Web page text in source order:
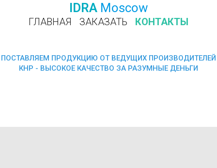
IDRA Moscow
ГЛАВНАЯ ЗАКАЗАТЬ КОНТАКТЫ
ПОСТАВЛЯЕМ ПРОДУКЦИЮ ОТ ВЕДУЩИХ ПРОИЗВОДИТЕЛЕЙ
КНР - ВЫСОКОЕ КАЧЕСТВО ЗА РАЗУМНЫЕ ДЕНЬГИ